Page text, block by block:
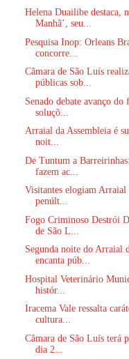
Helena Duailibe destaca,
Manhã’, seu...
Pesquisa Inop: Orleans
concorre...
Câmara de São Luís
públicas sob...
Senado debate avanço
soluçõ...
Arraial da Assembleia é
noit...
De Tuntum a
fazem ac...
Visitantes elogiam Arraial
penúlt...
Fogo Criminoso Destrói
de São L...
Segunda noite do Arraial
encanta púb...
Hospital Veterinário
histór...
Iracema Vale ressalta
cultura...
Câmara de São Luís terá
dia 2...